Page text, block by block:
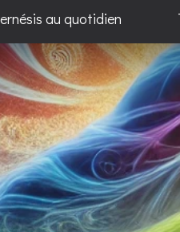
au quotidien